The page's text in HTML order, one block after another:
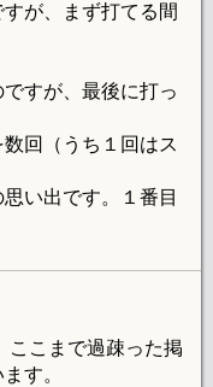
が、まず打てる間
すが、最後に打っ
回（うち１回はス
い出です。１番目
ここまで過疎った掲
す。